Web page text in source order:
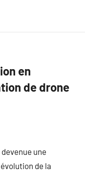
en
de drone
une
de la